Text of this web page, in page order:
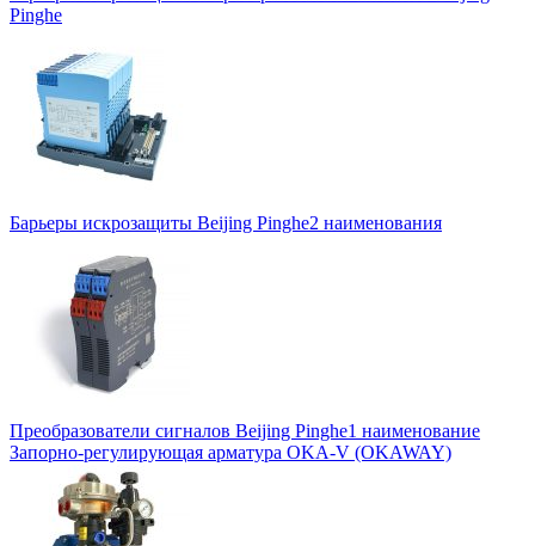
Pinghe
Барьеры искрозащиты Beijing Pinghe2 наименования
Преобразователи сигналов Beijing Pinghe1 наименование
Запорно-регулирующая арматура OKA-V (OKAWAY)